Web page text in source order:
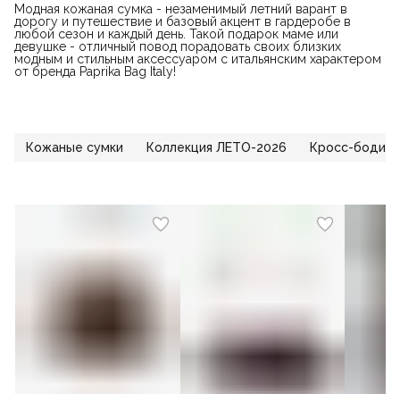
Модная кожаная сумка - незаменимый летний варант в
дорогу и путешествие и базовый акцент в гардеробе в
любой сезон и каждый день. Такой подарок маме или
девушке - отличный повод порадовать своих близких
модным и стильным аксессуаром с итальянским характером
от бренда Paprika Bag Italy!
Кожаные сумки Коллекция ЛЕТО-2026 Кросс-боди